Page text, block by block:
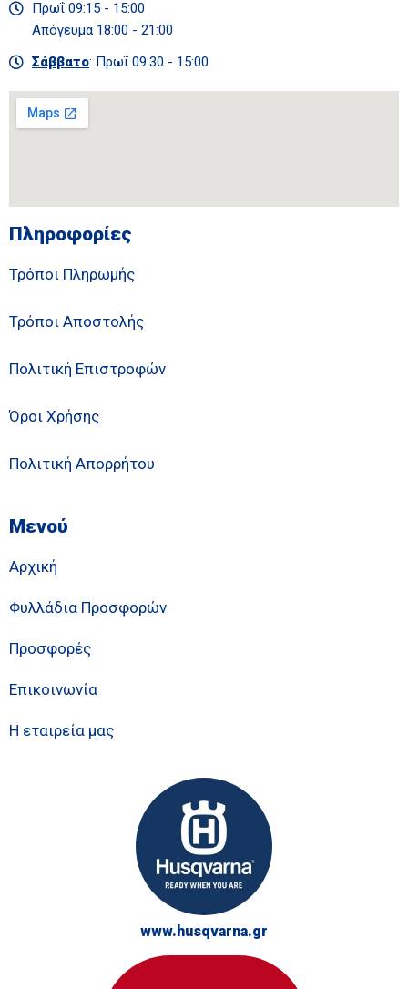
Πρωΐ 09:15 - 15:00
Απόγευμα 18:00 - 21:00
Σάββατο: Πρωΐ 09:30 - 15:00
Πληροφορίες
Τρόποι Πληρωμής
Τρόποι Αποστολής
Πολιτική Επιστροφών
Όροι Χρήσης
Πολιτική Απορρήτου
Μενού
Αρχική
Φυλλάδια Προσφορών
Προσφορές
Επικοινωνία
Η εταιρεία μας
www.husqvarna.gr